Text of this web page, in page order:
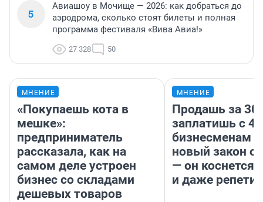
5
Авиашоу в Мочище — 2026: как добраться до
аэродрома, сколько стоят билеты и полная
программа фестиваля «Вива Авиа!»
27 328 50
МНЕНИЕ
«Покупаешь кота в
мешке»:
предприниматель
рассказала, как на
самом деле устроен
бизнес со складами
дешевых товаров
МНЕНИЕ
Продашь за
заплатишь с
бизнесменам
новый закон о
— он коснется
и даже